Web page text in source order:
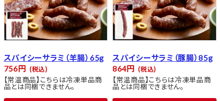
スパイシーサラミ（羊腸）65g
756 税込
【常温商品】こちらは冷凍単品商
品とは同梱できません。
スパイシーサラミ（豚腸）85g
864 税込
【常温商品】こちらは冷凍単品商
品とは同梱できません。